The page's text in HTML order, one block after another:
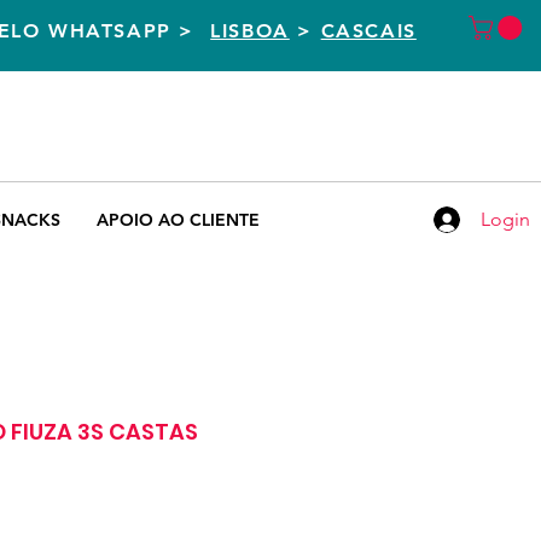
APOIO AO CLIENTE Login
WHATSAPP > LISBOA > CASCAIS
FIUZA 3S CASTAS